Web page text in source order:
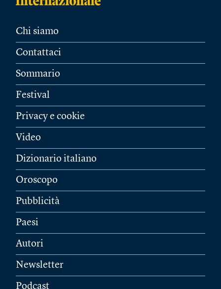
Chi siamo
Contattaci
Sommario
Festival
Privacy e cookie
Video
Dizionario italiano
Oroscopo
Pubblicità
Paesi
Autori
Newsletter
Podcast